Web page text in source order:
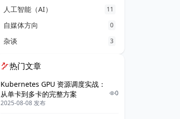
人工智能（AI） 11
自媒体方向 0
杂谈 3
热门文章
Kubernetes GPU 资源调度实战：
从单卡到多卡的完整方案
2025-08-08 发布
0